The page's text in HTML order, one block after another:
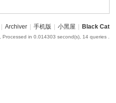
| Archiver | 手机版 | 小黑屋 | Black Cat
, Processed in 0.014303 second(s), 14 queries .